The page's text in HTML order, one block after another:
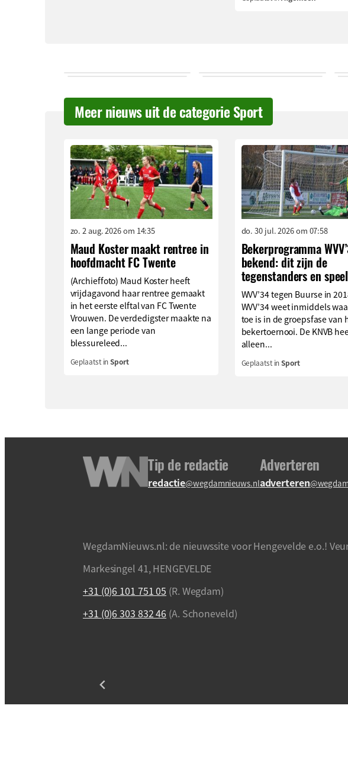
Meer nieuws uit de categorie Sport
zo. 2 aug. 2026 om 14:35
Maud Koster maakt rentree in
hoofdmacht FC Twente
(Archieffoto) Maud Koster heeft
vrijdagavond haar rentree gemaakt
in het eerste elftal van FC Twente
Vrouwen. De verdedigster maakte na
een lange periode van
blessureleed...
Geplaatst inSport
do. 30 jul. 2026 om 07:58
Bekerprogramma
bekend: dit zijn de
tegenstanders en
WVV’34 tegen Buurse in
WVV’34 weet inmiddels
toe is in de groepsfase van
bekertoernooi. De KNVB
alleen...
Geplaatst inSport
Tip de redactie
redactie@wegdamnieuws.nl
Adverteren
adverteren
WegdamNieuws.nl: de nieuwssite voor Hengevelde e.o.!
Markesingel 41, HENGEVELDE
+31 (0)6 101 751 05 (R. Wegdam)
+31 (0)6 303 832 46 (A. Schoneveld)